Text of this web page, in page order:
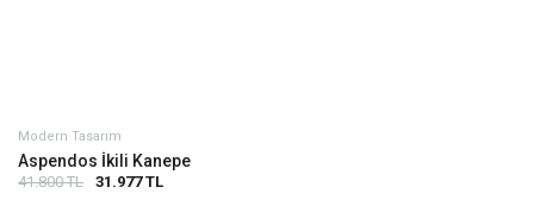
Modern Tasarım
Aspendos İkili Kanepe
41.800 TL 31.977 TL